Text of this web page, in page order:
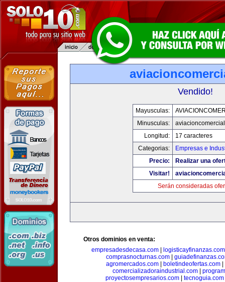
Vendido!
Mayusculas:
Minusculas:
Longitud:
17 caracteres
Categorias:
Empresas e
Precio:
Realizar una
Visitar!
Serán consideradas
Otros dominios en venta:
empresadesdecasa.com
logisticayfinanzas.com
comprasnocturnas.com
agromercados.com
boletindeofertas.com
comercializadoraindustrial.com
proyectosempresarios.com
tecnoguia.com